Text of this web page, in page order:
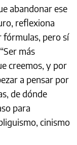
abandonar ese
reflexiona
fórmulas, pero sí
más
creemos, y por
a pensar por
de dónde
para
cinismo